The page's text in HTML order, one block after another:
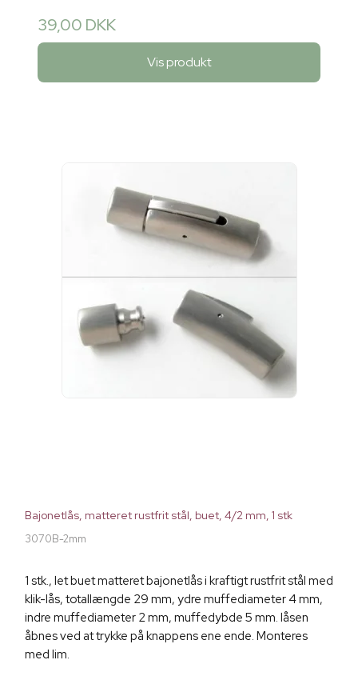
39,00 DKK
Vis produkt
Bajonetlås, matteret rustfrit stål, buet, 4/2 mm, 1 stk
3070B-2mm
1 stk., let buet matteret bajonetlås i kraftigt rustfrit stål med
klik-lås, totallængde 29 mm, ydre muffediameter 4 mm,
indre muffediameter 2 mm, muffedybde 5 mm. låsen
åbnes ved at trykke på knappens ene ende. Monteres
med lim.